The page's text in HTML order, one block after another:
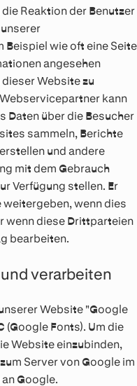
Reaktion der Benutzer
Beispiel wie oft eine Seite
angesehen
Website zu
kann
Daten über die Besucher
sammeln, Berichte
und andere
mit dem Gebrauch
Verfügung stellen. Er
wenn dies
wenn diese Drittparteien
bearbeiten.
verarbeiten
Website "Google
(Google Fonts). Um die
Website einzubinden,
Server von Google im
Google.